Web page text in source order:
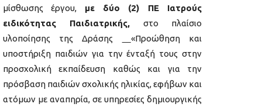
μίσθωσης έργου, με δύο (2) ΠΕ Ιατρούς
ειδικότητας Παιδιατρικής, στο πλαίσιο
υλοποίησης της Δράσης
«Προώθηση και
υποστήριξη παιδιών για την ένταξή τους στην
προσχολική εκπαίδευση καθώς και για την
πρόσβαση παιδιών σχολικής ηλικίας, εφήβων και
ατόμων με αναπηρία, σε υπηρεσίες δημιουργικής